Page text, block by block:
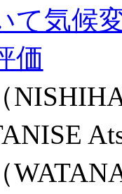
て気候
価